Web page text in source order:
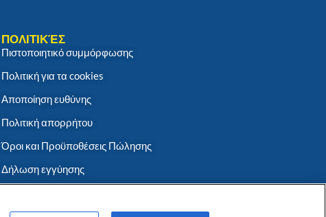
ΠΟΛΙΤΙΚΈΣ
Πιστοποιητικό συμμόρφωσης
Πολιτική για τα cookies
Αποποίηση ευθύνης
Πολιτική απορρήτου
Όροι και Προϋποθέσεις Πώλησης
Δήλωση εγγύησης